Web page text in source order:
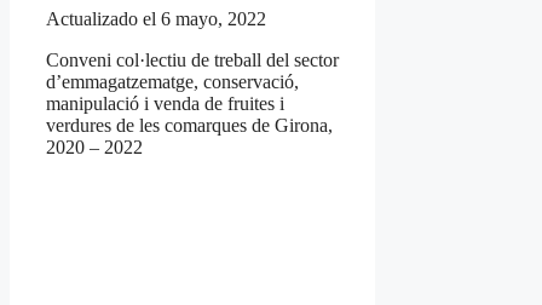
Actualizado el 6 mayo, 2022
Conveni col·lectiu de treball del sector
d’emmagatzematge, conservació,
manipulació i venda de fruites i
verdures de les comarques de Girona,
2020 – 2022